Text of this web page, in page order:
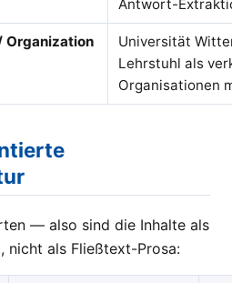
Antwort-
Organization
Universität
Lehrstuhl als
Organisationen
— also sind die Inhalte als
als Fließtext-Prosa: